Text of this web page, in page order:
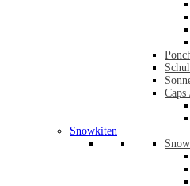
Caps
Snowkiten